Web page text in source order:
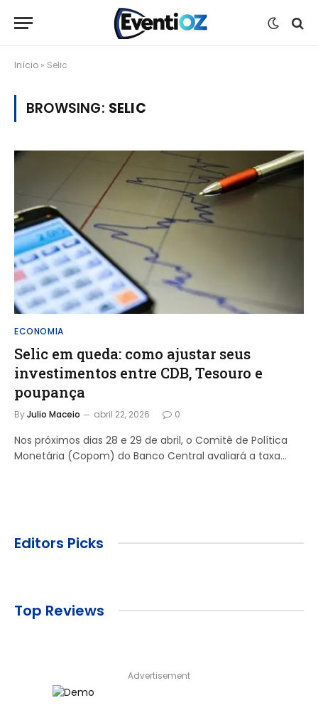
Início » Selic
BROWSING: SELIC
ECONOMIA
Selic em queda: como ajustar seus
investimentos entre CDB, Tesouro e
poupança
ByJulio Maceio abril 22, 2026 0
Nos próximos dias 28 e 29 de abril, o Comitê de Política
Monetária (Copom) do Banco Central avaliará a taxa…
Editors Picks
Top Reviews
Advertisement